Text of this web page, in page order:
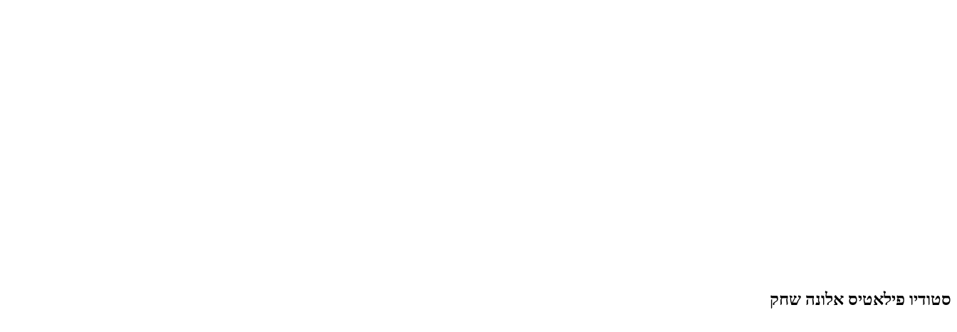
סטודיו פילאטיס אלונה שחק